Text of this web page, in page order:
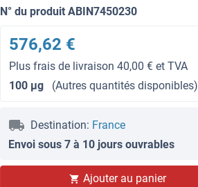
N° du produit ABIN7450230
576,62 €
Plus frais de livraison 40,00 € et TVA
100 μg
(Autres quantités disponibles)
Destination: France
Envoi sous 7 à 10 jours ouvrables
Ajouter au panier